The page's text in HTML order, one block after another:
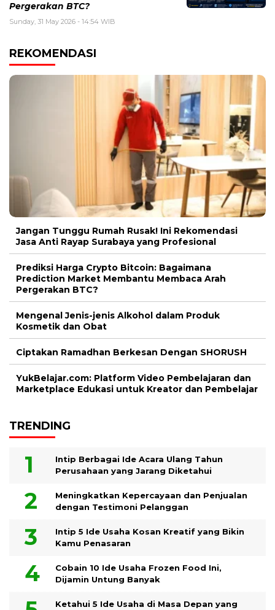
Pergerakan BTC?
Sunday, 31 May 2026 - 14:54 WIB
REKOMENDASI
Jangan Tunggu Rumah Rusak! Ini Rekomendasi
Jasa Anti Rayap Surabaya yang Profesional
Prediksi Harga Crypto Bitcoin: Bagaimana
Prediction Market Membantu Membaca Arah
Pergerakan BTC?
Mengenal Jenis-jenis Alkohol dalam Produk
Kosmetik dan Obat
Ciptakan Ramadhan Berkesan Dengan SHORUSH
YukBelajar.com: Platform Video Pembelajaran dan
Marketplace Edukasi untuk Kreator dan Pembelajar
TRENDING
Intip Berbagai Ide Acara Ulang Tahun
Perusahaan yang Jarang Diketahui
Meningkatkan Kepercayaan dan Penjualan
dengan Testimoni Pelanggan
Intip 5 Ide Usaha Kosan Kreatif yang Bikin
Kamu Penasaran
Cobain 10 Ide Usaha Frozen Food Ini,
Dijamin Untung Banyak
Ketahui 5 Ide Usaha di Masa Depan yang